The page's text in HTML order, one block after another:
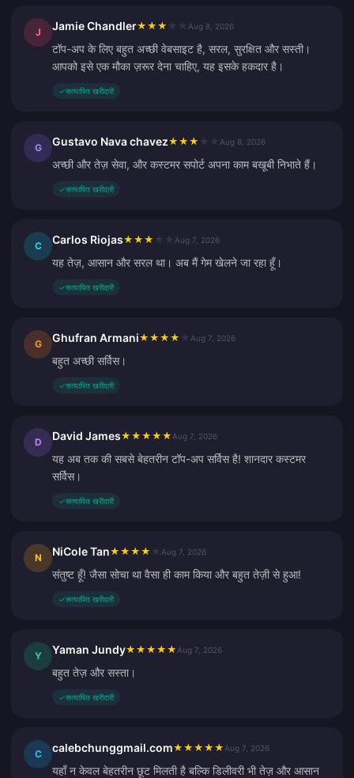
J Jamie Chandler★ ★ ★ Aug 8, 2026
टॉप-अप के लिए बहुत अच्छी वेबसाइट है, सरल, सुरक्षित और सस्ती।
आपको इसे एक मौका ज़रूर देना चाहिए, यह इसके हकदार है।
✓सत्यापित खरीदारी
G Gustavo Nava chavez★ ★ ★ Aug 8, 2026
अच्छी और तेज़ सेवा, और कस्टमर सपोर्ट अपना काम बखूबी निभाते हैं।
✓सत्यापित खरीदारी
C Carlos Riojas★ ★ ★ Aug 7, 2026
यह तेज़, आसान और सरल था। अब मैं गेम खेलने जा रहा हूँ।
✓सत्यापित खरीदारी
G Ghufran Armani★ ★ ★ ★ Aug 7, 2026
बहुत अच्छी सर्विस।
✓सत्यापित खरीदारी
D David James★ ★ ★ ★ ★ Aug 7, 2026
यह अब तक की सबसे बेहतरीन टॉप-अप सर्विस है! शानदार कस्टमर
सर्विस।
✓सत्यापित खरीदारी
N NiCole Tan★ ★ ★ ★ Aug 7, 2026
संतुष्ट हूँ! जैसा सोचा था वैसा ही काम किया और बहुत तेज़ी से हुआ!
✓सत्यापित खरीदारी
Y Yaman Jundy★ ★ ★ ★ ★ Aug 7, 2026
बहुत तेज़ और सस्ता।
✓सत्यापित खरीदारी
C calebchunggmail.com★ ★ ★ ★ ★ Aug 7, 2026
यहाँ न केवल बेहतरीन छूट मिलती है बल्कि डिलीवरी भी तेज़ और आसान